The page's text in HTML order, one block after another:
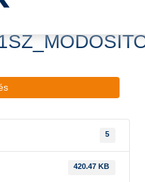
5
420.47 KB